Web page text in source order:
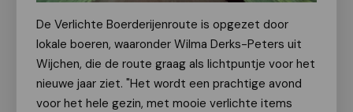
De Verlichte Boerderijenroute is opgezet door
lokale boeren, waaronder Wilma Derks-Peters uit
Wijchen, die de route graag als lichtpuntje voor het
nieuwe jaar ziet. "Het wordt een prachtige avond
voor het hele gezin, met mooie verlichte items